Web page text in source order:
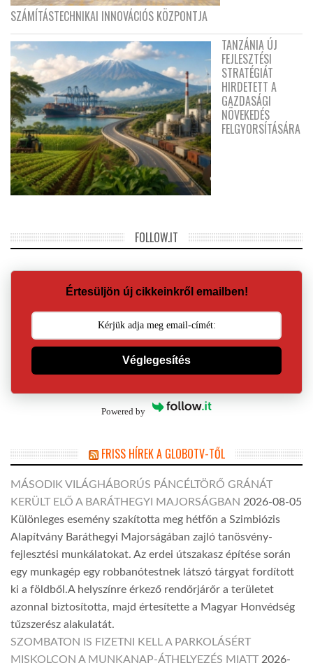
SZÁMÍTÁSTECHNIKAI INNOVÁCIÓS KÖZPONTJA
TANZÁNIA ÚJ
FEJLESZTÉSI
STRATÉGIÁT
HIRDETETT A
GAZDASÁGI
NÖVEKEDÉS
FELGYORSÍTÁSÁRA
FOLLOW.IT
Értesüljön új cikkeinkről emailben!
Véglegesítés
Powered by
FRISS HÍREK A GLOBOTV-TŐL
MÁSODIK VILÁGHÁBORÚS PÁNCÉLTÖRŐ GRÁNÁT
KERÜLT ELŐ A BARÁTHEGYI MAJORSÁGBAN 2026-08-05
Különleges esemény szakította meg hétfőn a Szimbiózis
Alapítvány Baráthegyi Majorságában zajló tanösvény-
fejlesztési munkálatokat. Az erdei útszakasz építése során
egy munkagép egy robbanótestnek látszó tárgyat fordított
ki a földből.A helyszínre érkező rendőrjárőr a területet
azonnal biztosította, majd értesítette a Magyar Honvédség
tűzszerész alakulatát.
SZOMBATON IS FIZETNI KELL A PARKOLÁSÉRT
MISKOLCON A MUNKANAP-ÁTHELYEZÉS MIATT 2026-